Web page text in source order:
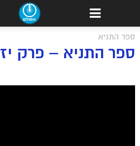
ספר התניא
ספר התניא – פרק יז